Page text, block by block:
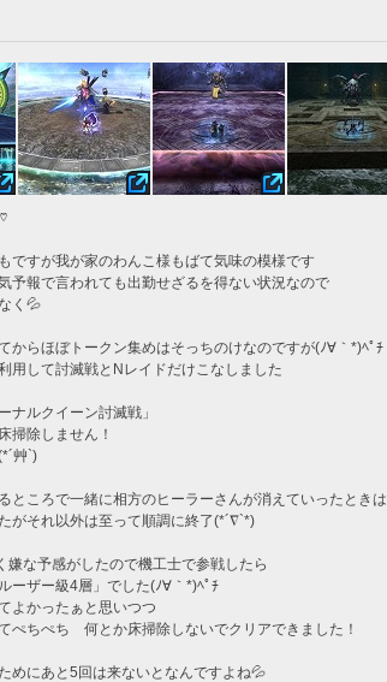
ですが我が家のわんこ様もばて気味の模様です
予報で言われても出勤せざるを得ない状況なので
く💦
からほぼトークン集めはそっちのけなのですが(ﾉ∀｀*)ﾍﾟﾁ
用して討滅戦とNレイドだけこなしました
ナルクイーン討滅戦」
掃除しません！
艸`)
ところで一緒に相方のヒーラーさんが消えていったときは
がそれ以外は至って順調に終了(*´∇`*)
嫌な予感がしたので機工士で参戦したら
ーザー級4層」でした(ﾉ∀｀*)ﾍﾟﾁ
よかったぁと思いつつ
ぺちぺち　何とか床掃除しないでクリアできました！
めにあと5回は来ないとなんですよね💦